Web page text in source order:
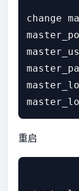
change
重启